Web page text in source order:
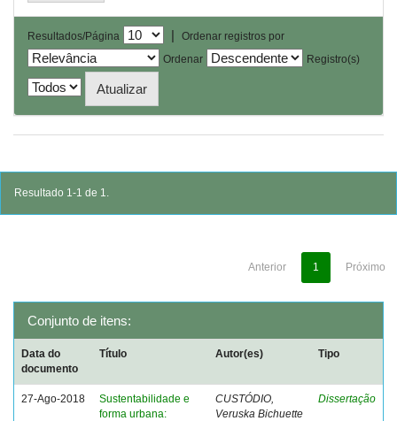
Resultados/Página |
Ordenar registros por
Ordenar
Registro(s)
Resultado 1-1 de 1.
Anterior 1 Próximo
Conjunto de itens:
Data do
documento
Título Autor(es) Tipo
27-Ago-2018
Sustentabilidade e
forma urbana:
CUSTÓDIO,
Veruska Bichuette
Dissertação